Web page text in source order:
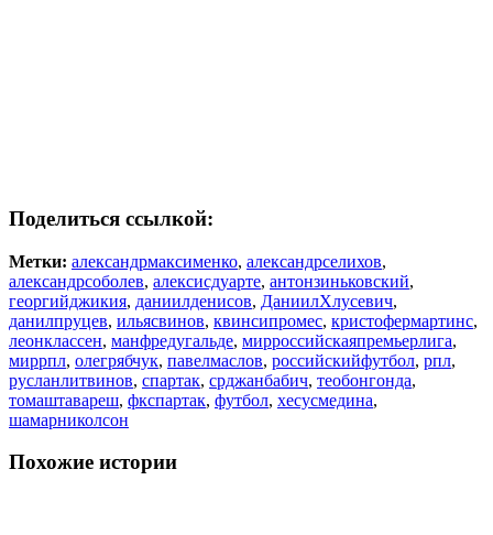
Поделиться ссылкой:
Метки: александрмаксименко, александрселихов,
александрсоболев, алексисдуарте, антонзиньковский,
георгийджикия, даниилденисов, ДаниилХлусевич,
данилпруцев, ильясвинов, квинсипромес, кристофермартинс,
леонклассен, манфредугальде, мирроссийскаяпремьерлига,
миррпл, олегрябчук, павелмаслов, российскийфутбол, рпл,
русланлитвинов, спартак, срджанбабич, теобонгонда,
томаштавареш, фкспартак, футбол, хесусмедина,
шамарниколсон
Похожие истории